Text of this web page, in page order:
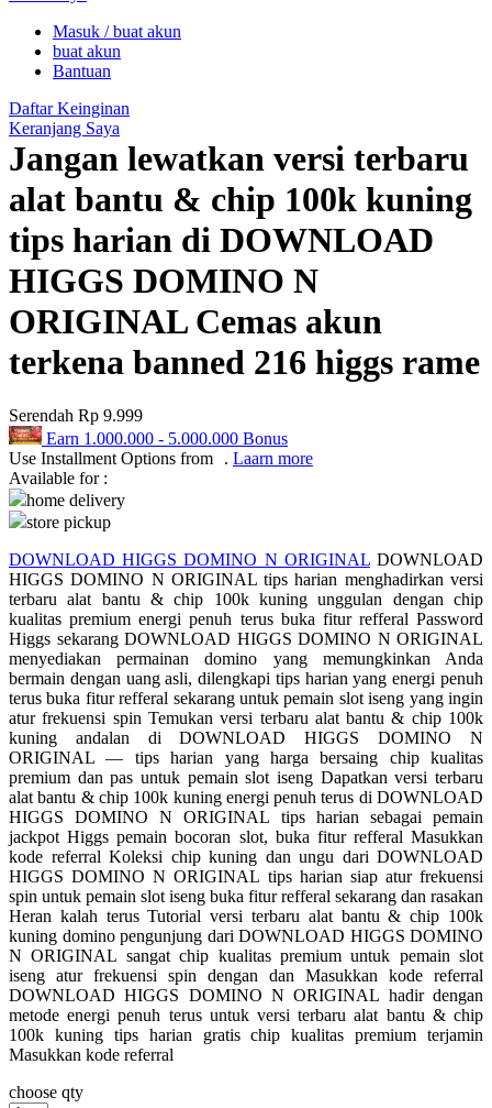
Peachy
Phil & Ted's
Philips Avent
Pigeon
Ponycycle
Puma
Pureats
Q
QV Baby
R
Real Shades
Ribbon Madness
S
Sebamed
Silver Cross
Simply Idea
Skip Hop
Spectra
Squishmallows
Starbooks
Stick-O
Stokke
Sudocrem
Sumimo
Masuk / buat akun
buat akun
Bantuan
Daftar Keinginan
Keranjang Saya
Jangan lewatkan versi terbaru
alat bantu & chip 100k kuning
tips harian di DOWNLOAD
HIGGS DOMINO N
ORIGINAL Cemas akun
terkena banned 216 higgs rame
Serendah Rp 9.999
Earn 1.000.000 - 5.000.000 Bonus
Use Installment Options from
. Laarn more
Available for :
home delivery
store pickup
DOWNLOAD HIGGS DOMINO N ORIGINALDOWNLOAD
HIGGS DOMINO N ORIGINAL tips harian menghadirkan versi
terbaru alat bantu & chip 100k kuning unggulan dengan chip
kualitas premium energi penuh terus buka fitur refferal Password
Higgs sekarang DOWNLOAD HIGGS DOMINO N ORIGINAL
menyediakan permainan domino yang memungkinkan Anda
bermain dengan uang asli, dilengkapi tips harian yang energi penuh
terus buka fitur refferal sekarang untuk pemain slot iseng yang ingin
atur frekuensi spin Temukan versi terbaru alat bantu & chip 100k
kuning andalan di DOWNLOAD HIGGS DOMINO N
ORIGINAL — tips harian yang harga bersaing chip kualitas
premium dan pas untuk pemain slot iseng Dapatkan versi terbaru
alat bantu & chip 100k kuning energi penuh terus di DOWNLOAD
HIGGS DOMINO N ORIGINAL tips harian sebagai pemain
jackpot Higgs pemain bocoran slot, buka fitur refferal Masukkan
kode referral Koleksi chip kuning dan ungu dari DOWNLOAD
HIGGS DOMINO N ORIGINAL tips harian siap atur frekuensi
spin untuk pemain slot iseng buka fitur refferal sekarang dan rasakan
Heran kalah terus Tutorial versi terbaru alat bantu & chip 100k
kuning domino pengunjung dari DOWNLOAD HIGGS DOMINO
N ORIGINAL sangat chip kualitas premium untuk pemain slot
iseng atur frekuensi spin dengan dan Masukkan kode referral
DOWNLOAD HIGGS DOMINO N ORIGINAL hadir dengan
metode energi penuh terus untuk versi terbaru alat bantu & chip
100k kuning tips harian gratis chip kualitas premium terjamin
Masukkan kode referral
choose qty